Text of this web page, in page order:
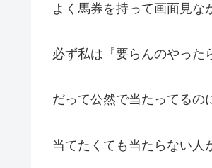
よく馬券を持って画面見な
必ず私は『要らんのやった
だって公然で当たってるの
当てたくても当たらない人